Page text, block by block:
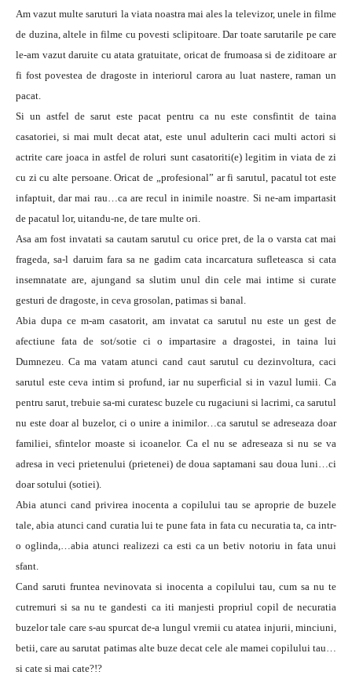
Am vazut multe saruturi la viata noastra mai ales la televizor, unele in filme
de duzina, altele in filme cu povesti sclipitoare. Dar toate sarutarile pe care
le-am vazut daruite cu atata gratuitate, oricat de frumoasa si de ziditoare ar
fi fost povestea de dragoste in interiorul carora au luat nastere, raman un
pacat.
Si un astfel de sarut este pacat pentru ca nu este consfintit de taina
casatoriei, si mai mult decat atat, este unul adulterin caci multi actori si
actrite care joaca in astfel de roluri sunt casatoriti(e) legitim in viata de zi
cu zi cu alte persoane. Oricat de „profesional” ar fi sarutul, pacatul tot este
infaptuit, dar mai rau…ca are recul in inimile noastre. Si ne-am impartasit
de pacatul lor, uitandu-ne, de tare multe ori.
Asa am fost invatati sa cautam sarutul cu orice pret, de la o varsta cat mai
frageda, sa-l daruim fara sa ne gadim cata incarcatura sufleteasca si cata
insemnatate are, ajungand sa slutim unul din cele mai intime si curate
gesturi de dragoste, in ceva grosolan, patimas si banal.
Abia dupa ce m-am casatorit, am invatat ca sarutul nu este un gest de
afectiune fata de sot/sotie ci o impartasire a dragostei, in taina lui
Dumnezeu. Ca ma vatam atunci cand caut sarutul cu dezinvoltura, caci
sarutul este ceva intim si profund, iar nu superficial si in vazul lumii. Ca
pentru sarut, trebuie sa-mi curatesc buzele cu rugaciuni si lacrimi, ca sarutul
nu este doar al buzelor, ci o unire a inimilor…ca sarutul se adreseaza doar
familiei, sfintelor moaste si icoanelor. Ca el nu se adreseaza si nu se va
adresa in veci prietenului (prietenei) de doua saptamani sau doua luni…ci
doar sotului (sotiei).
Abia atunci cand privirea inocenta a copilului tau se aproprie de buzele
tale, abia atunci cand curatia lui te pune fata in fata cu necuratia ta, ca intr-
o oglinda,…abia atunci realizezi ca esti ca un betiv notoriu in fata unui
sfant.
Cand saruti fruntea nevinovata si inocenta a copilului tau, cum sa nu te
cutremuri si sa nu te gandesti ca iti manjesti propriul copil de necuratia
buzelor tale care s-au spurcat de-a lungul vremii cu atatea injurii, minciuni,
betii, care au sarutat patimas alte buze decat cele ale mamei copilului tau…
si cate si mai cate?!?